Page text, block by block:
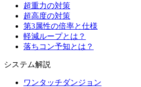
超重力の対策
超高度の対策
第3属性の倍率と仕様
軽減ループとは？
落ちコン予知とは？
システム解説
ワンタッチダンジョン